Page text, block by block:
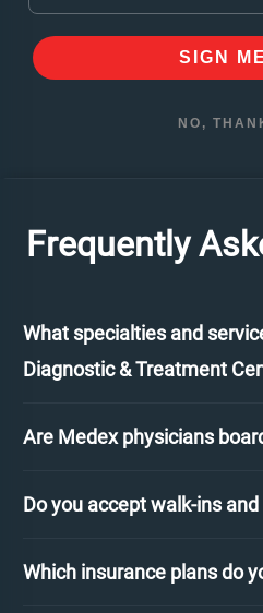
SIGN
NO,
Frequently
What specialties and
Diagnostic & Treatment
Are Medex physicians
Do you accept walk-ins
Which insurance plans do